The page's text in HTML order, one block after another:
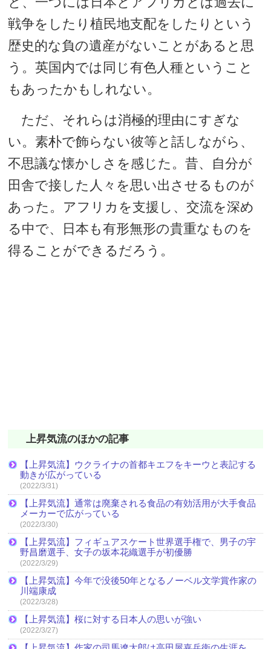
戦争をしたり植民地支配をしたりという
歴史的な負の遺産がないことがあると思
う。英国内では同じ有色人種ということ
もあったかもしれない。
ただ、それらは消極的理由にすぎな
い。素朴で飾らない彼等と話しながら、
不思議な懐かしさを感じた。昔、自分が
田舎で接した人々を思い出させるものが
あった。アフリカを支援し、交流を深め
る中で、日本も有形無形の貴重なものを
得ることができるだろう。
上昇気流のほかの記事
【上昇気流】ウクライナの首都キエフをキーウと表記する
動きが広がっている
(2022/3/31)
【上昇気流】通常は廃棄される食品の有効活用が大手食品
メーカーで広がっている
(2022/3/30)
【上昇気流】フィギュアスケート世界選手権で、男子の宇
野昌磨選手、女子の坂本花織選手が初優勝
(2022/3/29)
【上昇気流】今年で没後50年となるノーベル文学賞作家の
川端康成
(2022/3/28)
【上昇気流】桜に対する日本人の思いが強い
(2022/3/27)